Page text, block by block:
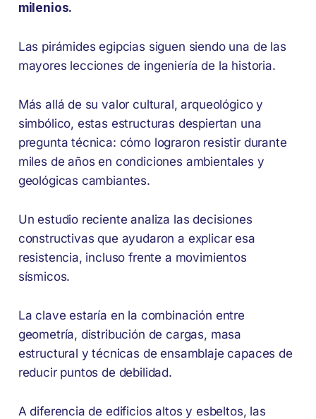
milenios.
Las pirámides egipcias siguen siendo una de las
mayores lecciones de ingeniería de la historia.
Más allá de su valor cultural, arqueológico y
simbólico, estas estructuras despiertan una
pregunta técnica: cómo lograron resistir durante
miles de años en condiciones ambientales y
geológicas cambiantes.
Un estudio reciente analiza las decisiones
constructivas que ayudaron a explicar esa
resistencia, incluso frente a movimientos
sísmicos.
La clave estaría en la combinación entre
geometría, distribución de cargas, masa
estructural y técnicas de ensamblaje capaces de
reducir puntos de debilidad.
A diferencia de edificios altos y esbeltos, las